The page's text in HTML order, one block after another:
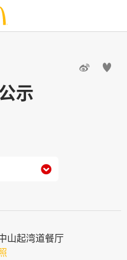
 
示

山起湾道餐厅